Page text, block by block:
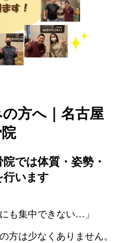
方へ｜名古屋
では体質・姿勢・
行います
も集中できない…」
方は少なくありません。